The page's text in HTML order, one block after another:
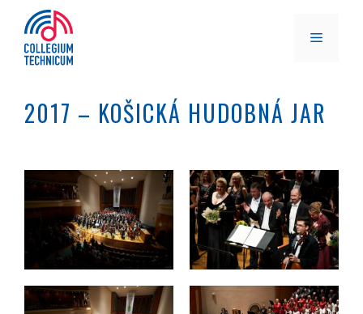
Preskočiť
obsah
MENU
2017 – KOŠICKÁ HUDOBNÁ JAR